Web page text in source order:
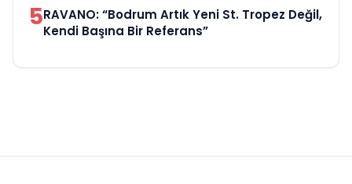
5RAVANO: “Bodrum Artık Yeni St. Tropez Değil,
Kendi Başına Bir Referans”